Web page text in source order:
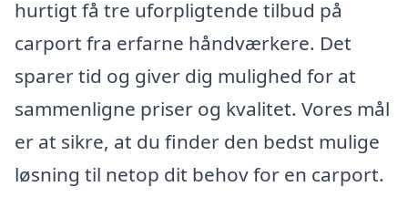
hurtigt få tre uforpligtende tilbud på
carport fra erfarne håndværkere. Det
sparer tid og giver dig mulighed for at
sammenligne priser og kvalitet. Vores mål
er at sikre, at du finder den bedst mulige
løsning til netop dit behov for en carport.